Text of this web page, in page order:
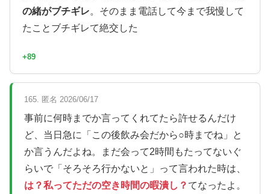
の緒がブチギレ。そのまま電話して今まで我慢して
たことブチギレて絶交した
+89
165. 匿名 2026/06/17
事前に何時までか言ってくれてたら許せるんだけ
ど、当日急に「この後飲み会だから○時までね」と
か言うんだよね。まだ会って2時間もたってないぐ
らいで「そろそろ行かないと」って言われた時は、
は？私ってただの空き時間の暇潰し？ てなったよ。